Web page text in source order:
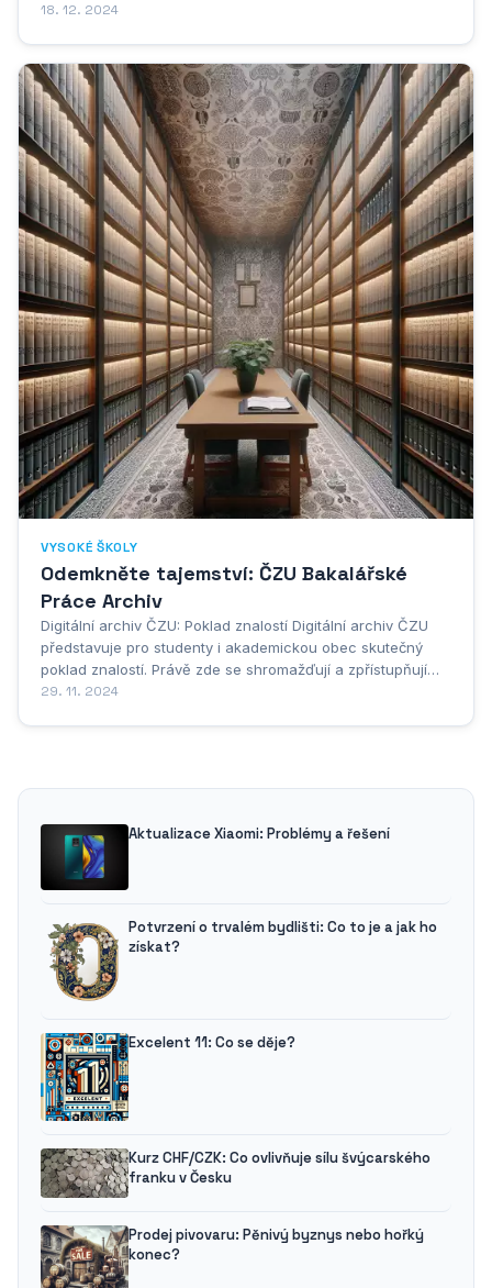
jedinečná příležitost ponořit se do oblasti, která vás zajímá,
18. 12. 2024
VYSOKÉ ŠKOLY
Odemkněte tajemství: ČZU Bakalářské
Práce Archiv
Digitální archiv ČZU: Poklad znalostí Digitální archiv ČZU
představuje pro studenty i akademickou obec skutečný
poklad znalostí. Právě zde se shromažďují a zpřístupňují
všechny obhájené bakalářské práce, čímž se vytváří cenný
29. 11. 2024
Aktualizace Xiaomi: Problémy a řešení
Potvrzení o trvalém bydlišti: Co to je a jak ho
získat?
Excelent 11: Co se děje?
Kurz CHF/CZK: Co ovlivňuje sílu švýcarského
franku v Česku
Prodej pivovaru: Pěnivý byznys nebo hořký
konec?